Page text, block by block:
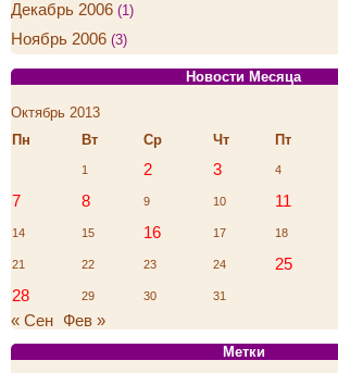
Декабрь 2006 (1)
Ноябрь 2006 (3)
Новости Месяца
Октябрь 2013
Пн
Вт Ср Чт Пт
1 2 3 4
7 8 9 10 11
14 15 16 17 18
21 22 23 24 25
28
29 30 31
« Сен Фев »
Метки